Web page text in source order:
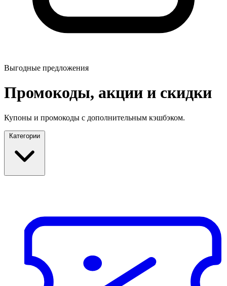
Выгодные предложения
Промокоды, акции и скидки
Купоны и промокоды с дополнительным кэшбэком.
Категории